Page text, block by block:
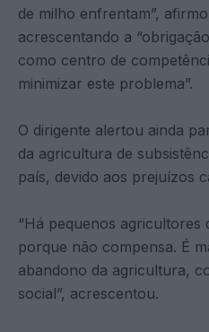
de milho enfrentam”,
acrescentando a
como centro de
minimizar este problema”.
O dirigente alertou ainda
da agricultura de
país, devido aos prejuízos
“Há pequenos agricultores
porque não compensa. É
abandono da agricultura,
social”, acrescentou.